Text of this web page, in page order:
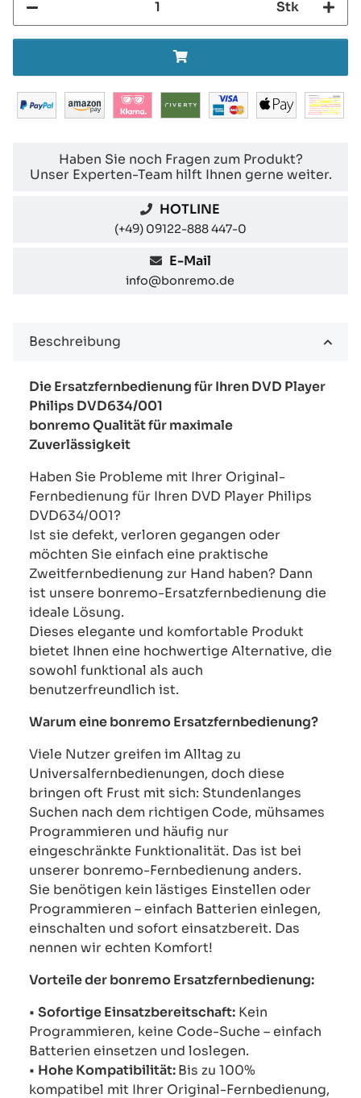
Stk
Haben Sie noch Fragen zum Produkt?
Unser Experten-Team hilft Ihnen gerne weiter.
HOTLINE
(+49) 09122-888 447-0
E-Mail
info@bonremo.de
Beschreibung
Die Ersatzfernbedienung für Ihren DVD Player
Philips DVD634/001
bonremo Qualität für maximale
Zuverlässigkeit
Haben Sie Probleme mit Ihrer Original-
Fernbedienung für Ihren DVD Player Philips
DVD634/001?
Ist sie defekt, verloren gegangen oder
möchten Sie einfach eine praktische
Zweitfernbedienung zur Hand haben? Dann
ist unsere bonremo-Ersatzfernbedienung die
ideale Lösung.
Dieses elegante und komfortable Produkt
bietet Ihnen eine hochwertige Alternative, die
sowohl funktional als auch
benutzerfreundlich ist.
Warum eine bonremo Ersatzfernbedienung?
Viele Nutzer greifen im Alltag zu
Universalfernbedienungen, doch diese
bringen oft Frust mit sich: Stundenlanges
Suchen nach dem richtigen Code, mühsames
Programmieren und häufig nur
eingeschränkte Funktionalität. Das ist bei
unserer bonremo-Fernbedienung anders.
Sie benötigen kein lästiges Einstellen oder
Programmieren – einfach Batterien einlegen,
einschalten und sofort einsatzbereit. Das
nennen wir echten Komfort!
Vorteile der bonremo Ersatzfernbedienung:
• Sofortige Einsatzbereitschaft: Kein
Programmieren, keine Code-Suche – einfach
Batterien einsetzen und loslegen.
• Hohe Kompatibilität:Bis zu 100%
kompatibel mit Ihrer Original-Fernbedienung,